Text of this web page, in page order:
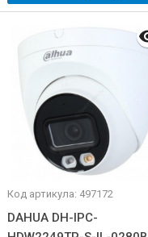
Код артикула: 497172
DAHUA DH-IPC-